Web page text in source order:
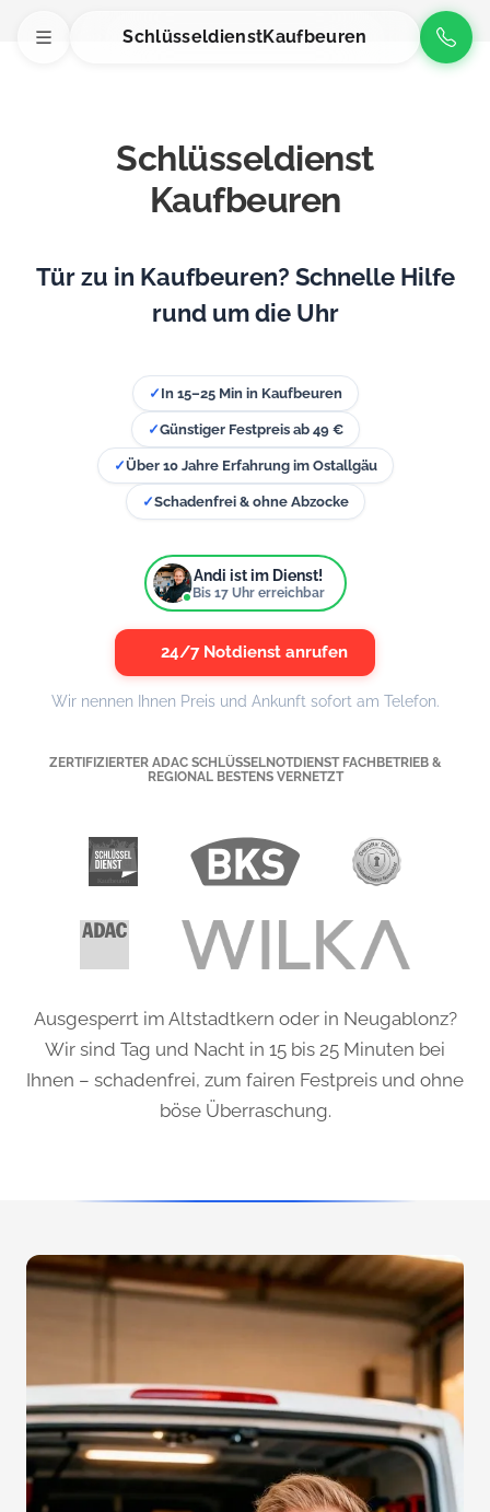
SchlüsseldienstKaufbeuren
Schlüsseldienst
Kaufbeuren
Tür zu in Kaufbeuren? Schnelle Hilfe
rund um die Uhr
✓ In 15–25 Min in Kaufbeuren
✓Günstiger Festpreis ab 49 €
✓Über 10 Jahre Erfahrung im Ostallgäu
✓Schadenfrei & ohne Abzocke
Andi ist im Dienst!
Bis 17Uhr erreichbar
24/7 Notdienst anrufen
Wir nennen Ihnen Preis und Ankunft sofort am Telefon.
ZERTIFIZIERTER ADAC SCHLÜSSELNOTDIENST FACHBETRIEB &
REGIONAL BESTENS VERNETZT
Ausgesperrt im Altstadtkern oder in Neugablonz?
Wir sind Tag und Nacht in 15 bis 25 Minuten bei
Ihnen – schadenfrei, zum fairen Festpreis und ohne
böse Überraschung.